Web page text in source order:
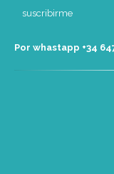
Por whastapp +34